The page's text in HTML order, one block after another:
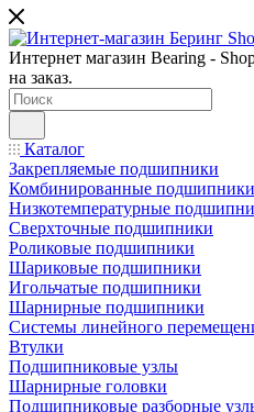
Интернет магазин Bearing -
на заказ.
Каталог
Закрепляемые подшипники
Комбинированные подшипники
Низкотемпературные
Сверхточные подшипники
Роликовые подшипники
Шариковые подшипники
Игольчатые подшипники
Шарнирные подшипники
Системы линейного
Втулки
Подшипниковые узлы
Шарнирные головки
Подшипниковые разборные